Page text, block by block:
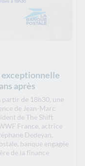
exceptionnelle
après
partir de 18h30, une
de Jean-Marc
de The Shift
France, actrice
Dedeyan,
banque engagée
de la finance